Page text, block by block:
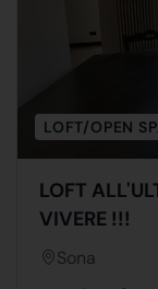
LOFT/OPEN
LOFT
VIVERE !!!
Sona